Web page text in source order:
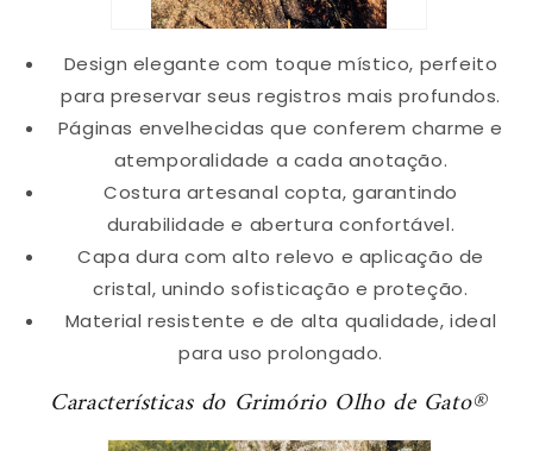
Design elegante com toque místico, perfeito
para preservar seus registros mais profundos.
Páginas envelhecidas que conferem charme e
atemporalidade a cada anotação.
Costura artesanal copta, garantindo
durabilidade e abertura confortável.
Capa dura com alto relevo e aplicação de
cristal, unindo sofisticação e proteção.
Material resistente e de alta qualidade, ideal
para uso prolongado.
Características do Grimório Olho de Gato®